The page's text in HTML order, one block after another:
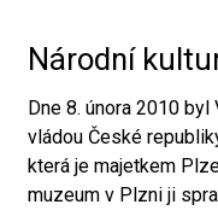
Národní
Dne 8. února 2010
vládou České
která je majetkem
muzeum v Plzni ji